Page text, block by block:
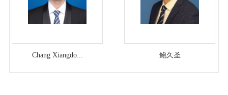
Chang Xiangdo... 鲍久圣